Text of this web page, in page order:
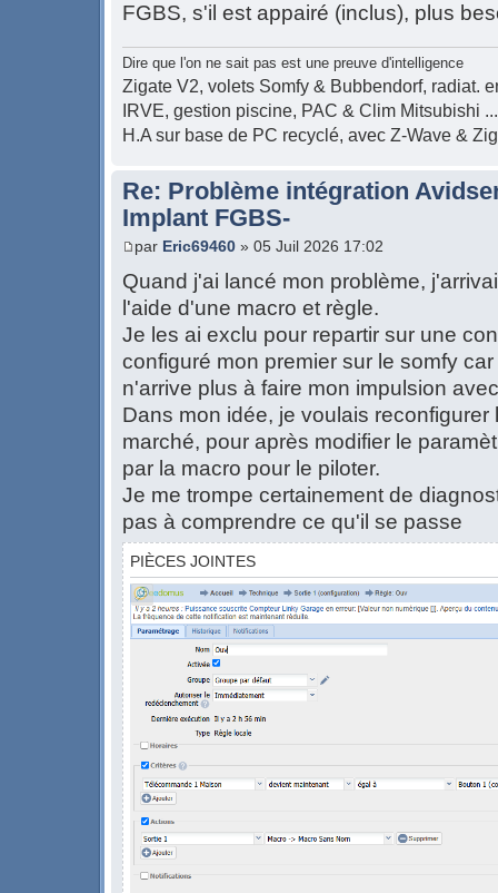
FGBS, s'il est appairé (inclus), plus
Dire que l'on ne sait pas est une preuve d'intelligence
Zigate V2, volets Somfy & Bubbendorf, radiat.
IRVE, gestion piscine, PAC & Clim Mitsubishi ...
H.A sur base de PC recyclé, avec Z-Wave &
Re: Problème intégration
Implant FGBS-
par Eric69460 » 05 Juil 2026 17:02
Quand j'ai lancé mon problème,
l'aide d'une macro et règle.
Je les ai exclu pour repartir sur une
configuré mon premier sur le somfy
n'arrive plus à faire mon impulsion
Dans mon idée, je voulais
marché, pour après modifier le
par la macro pour le piloter.
Je me trompe certainement de
pas à comprendre ce qu'il se passe
PIÈCES JOINTES